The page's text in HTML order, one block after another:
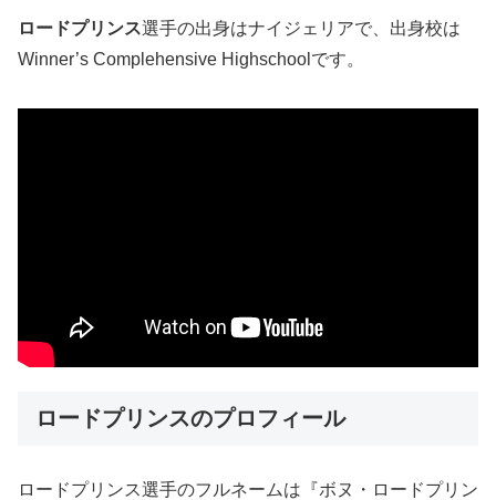
ロードプリンス選手の出身はナイジェリアで、出身校は
Winner’s Complehensive Highschoolです。
ロードプリンスのプロフィール
ロードプリンス選手のフルネームは『ボヌ・ロードプリン